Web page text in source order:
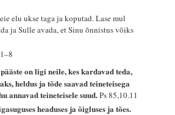
elu ukse taga ja koputad. Lase mul
ja Sulle avada, et Sinu õnnistus võiks
on ligi neile, kes kardavad teda,
heldus ja tõde saavad teineteisega
annavad teineteisele suud.Ps 85,10.11
headuses ja õigluses ja tões.